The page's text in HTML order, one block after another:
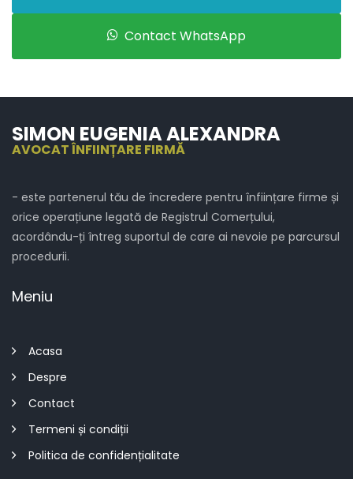
Contact WhatsApp
SIMON EUGENIA ALEXANDRA
AVOCAT ÎNFIINȚARE FIRMĂ
- este partenerul tău de încredere pentru înființare firme și
orice operațiune legată de Registrul Comerțului,
acordându-ți întreg suportul de care ai nevoie pe parcursul
procedurii.
Meniu
Acasa
Despre
Contact
Termeni și condiții
Politica de confidențialitate